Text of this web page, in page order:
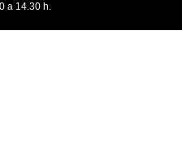
a 14.30 h.